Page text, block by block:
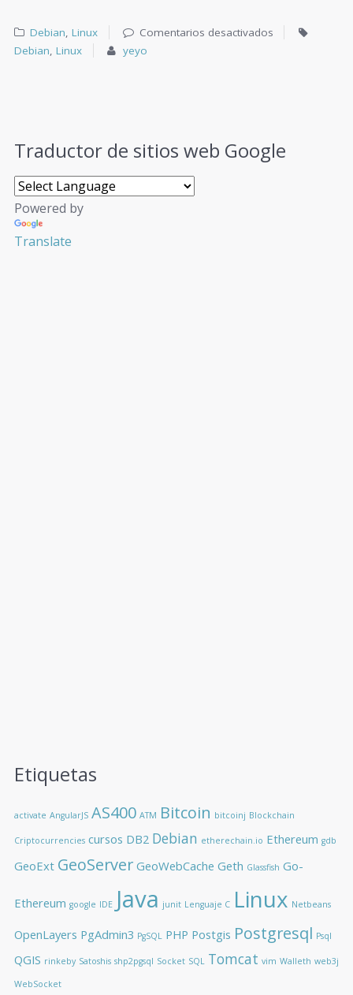
Debian,Linux
Comentarios desactivados
Debian, Linux yeyo
Traductor de sitios web Google
Powered by
Translate
Etiquetas
activate AngularJS AS400 ATM Bitcoin bitcoinj Blockchain
Criptocurrencies cursos DB2 Debian etherechain.io Ethereum gdb
GeoExt GeoServer GeoWebCache Geth Glassfish Go-
Ethereum google IDE Java junit Lenguaje C Linux Netbeans
OpenLayers PgAdmin3 PgSQL PHP Postgis Postgresql Psql
QGIS rinkeby Satoshis shp2pgsql Socket SQL Tomcat vim Walleth web3j
WebSocket